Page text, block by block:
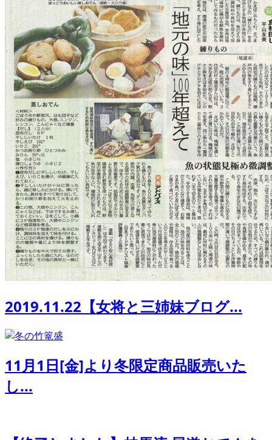
2019.11.22【女将と三姉妹ブログ...
11月1日[金]より冬限定商品販売いた
し...